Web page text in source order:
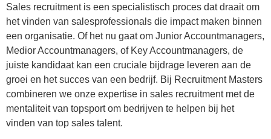
Sales recruitment is een specialistisch proces dat draait om
het vinden van salesprofessionals die impact maken binnen
een organisatie. Of het nu gaat om Junior Accountmanagers,
Medior Accountmanagers, of Key Accountmanagers, de
juiste kandidaat kan een cruciale bijdrage leveren aan de
groei en het succes van een bedrijf. Bij Recruitment Masters
combineren we onze expertise in sales recruitment met de
mentaliteit van topsport om bedrijven te helpen bij het
vinden van top sales talent.